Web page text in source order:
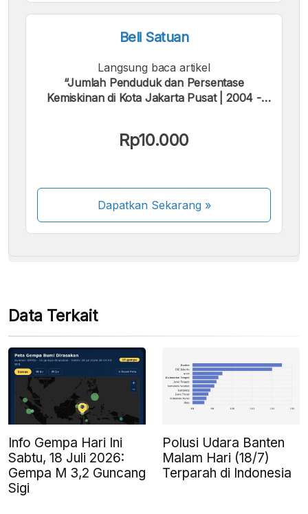
Beli Satuan
Langsung baca artikel
“Jumlah Penduduk dan Persentase
Kemiskinan di Kota Jakarta Pusat | 2004 -
Rp10.000
Dapatkan Sekarang»
Beberapa metode pembayaran masih dalam
Data Terkait
Info Gempa Hari Ini
Sabtu, 18 Juli 2026:
Gempa M 3,2 Guncang
Sigi
Polusi Udara Banten
Malam Hari (18/7)
Terparah di Indonesia